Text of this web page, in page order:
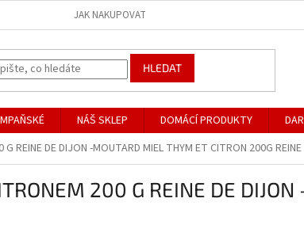
JAK NAKUPOVAT
HLEDAT
NÁŠ SKLEP DOMÁCÍ PRODUKTY
REINE DE DIJON -MOUTARD MIEL THYM ET CITRON 200G
200 G REINE DE